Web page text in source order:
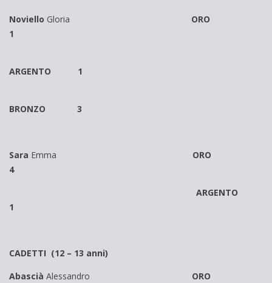
Noviello Gloria
ORO
1
ARGENTO 1
BRONZO 3
Sara Emma ORO
4
ARGENTO
1
CADETTI (12 – 13 anni)
Abascià Alessandro ORO